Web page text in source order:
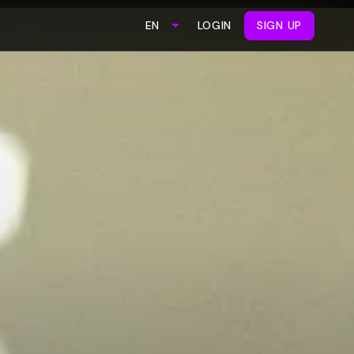
EN LOGIN SIGN UP